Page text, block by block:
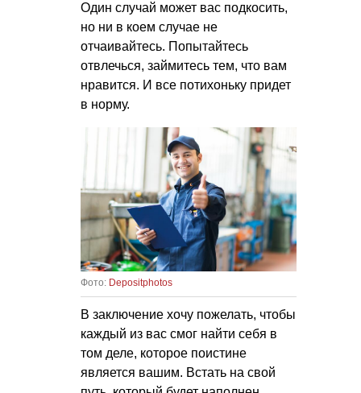
Один случай может вас подкосить,
но ни в коем случае не
отчаивайтесь. Попытайтесь
отвлечься, займитесь тем, что вам
нравится. И все потихоньку придет
в норму.
Фото: Depositphotos
В заключение хочу пожелать, чтобы
каждый из вас смог найти себя в
том деле, которое поистине
является вашим. Встать на свой